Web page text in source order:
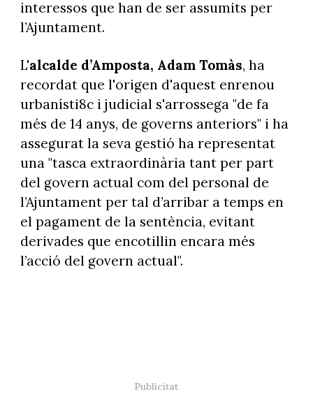
interessos que han de ser assumits per
l’Ajuntament.
L'alcalde d’Amposta, Adam Tomàs, ha
recordat que l'origen d'aquest enrenou
urbanísti8c i judicial s'arrossega "de fa
més de 14 anys, de governs anteriors" i ha
assegurat la seva gestió ha representat
una "tasca extraordinària tant per part
del govern actual com del personal de
l’Ajuntament per tal d’arribar a temps en
el pagament de la sentència, evitant
derivades que encotillin encara més
l’acció del govern actual".